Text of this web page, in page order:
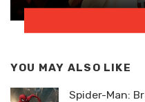
YOU MAY ALSO LIKE
Spider-Man: